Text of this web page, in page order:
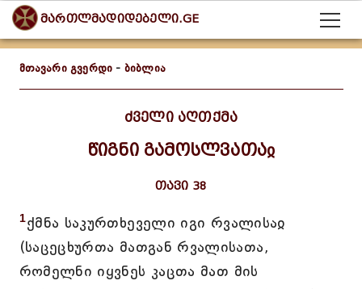
მართლმადიდებელი.GE
მთავარი გვერდი - ბიბლია
ძველი აღთქმა
წიგნი გამოსლვათაჲ
თავი 38
1ქმნა საკურთხეველი იგი რვალისაჲ
(საცეცხურთა მათგან რვალისათა,
რომელნი იყვნეს კაცთა მათ მის